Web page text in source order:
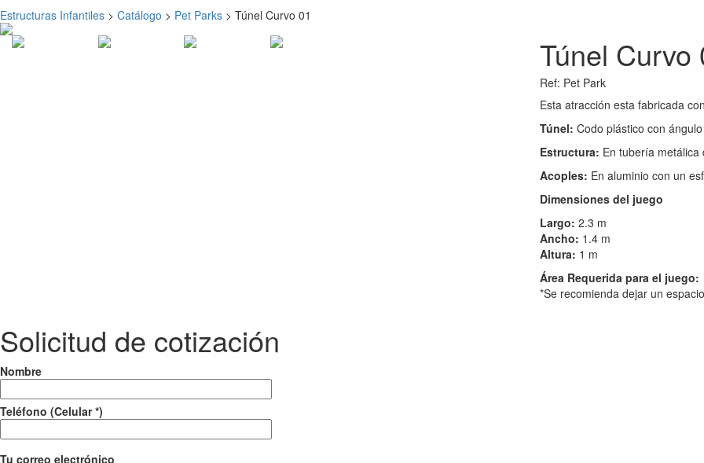
Estructuras Infantiles > Catálogo > Pet Parks > Túnel Curvo 01
Túnel Curvo
Ref: Pet Park
Esta atracción esta fabricada
Túnel: Codo plástico con
Estructura: En tubería metálica
Acoples: En aluminio con un
Dimensiones del juego
Largo: 2.3 m
Ancho: 1.4 m
Altura: 1 m
Área Requerida para el juego:
*Se recomienda dejar un
Solicitud de cotización
Nombre
Teléfono (Celular *)
Tu correo electrónico